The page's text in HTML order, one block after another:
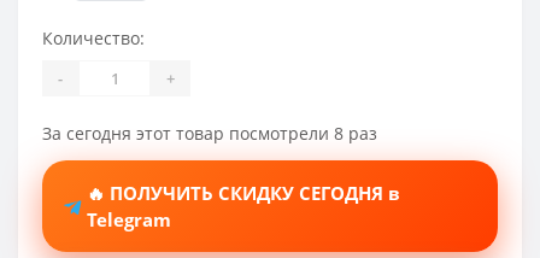
Количество:
- +
За сегодня этот товар посмотрели 8 раз
🔥 ПОЛУЧИТЬ СКИДКУ СЕГОДНЯ в
Telegram